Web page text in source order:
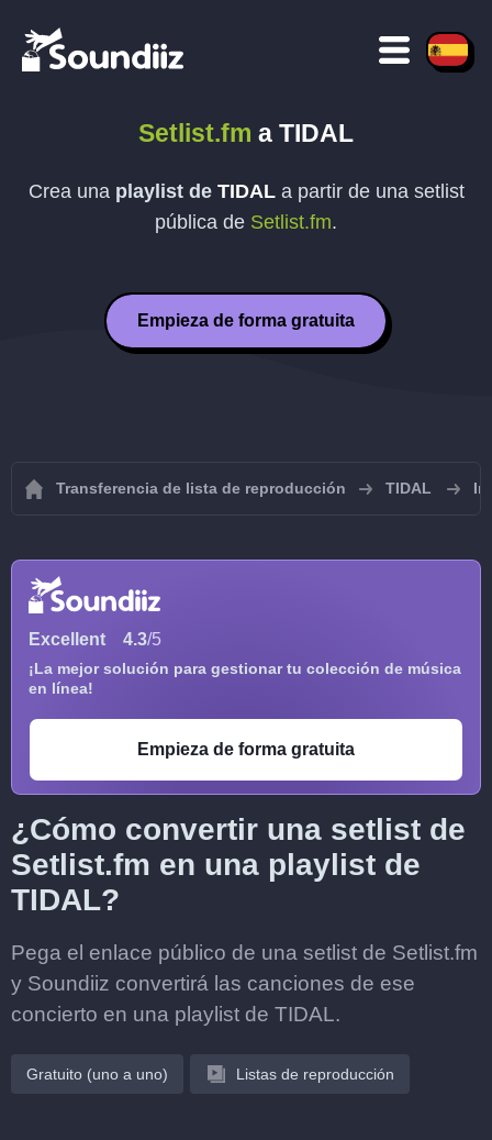
Setlist.fm a TIDAL
Crea una playlist de TIDALa partir de una setlist
pública de Setlist.fm.
Empieza de forma gratuita
Transferencia de lista de reproducción TIDAL
Excellent 4.3/5
¡La mejor solución para gestionar tu colección de música
en línea!
Empieza de forma gratuita
¿Cómo convertir una setlist de
Setlist.fm en una playlist de
TIDAL?
Pega el enlace público de una setlist de Setlist.fm
y Soundiiz convertirá las canciones de ese
concierto en una playlist de TIDAL.
Gratuito (uno a uno) Listas de reproducción